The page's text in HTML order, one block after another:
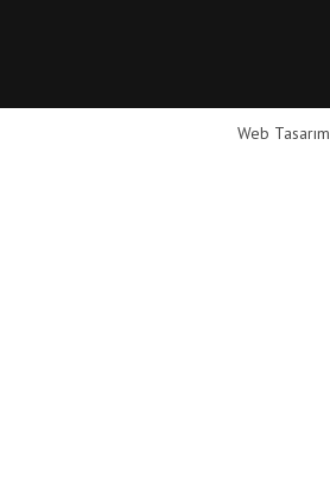
Web Tasarım